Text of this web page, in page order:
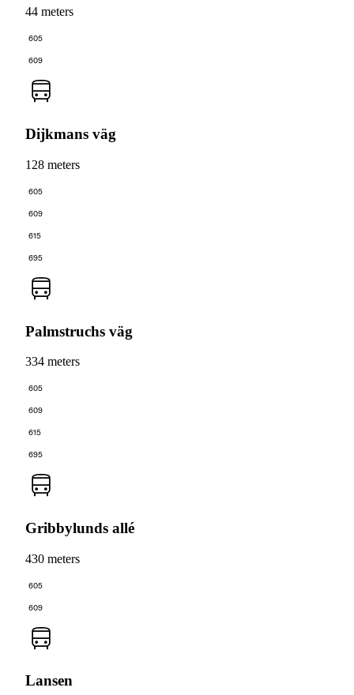
44 meters
605
609
Dijkmans väg
128 meters
605
609
615
695
Palmstruchs väg
334 meters
605
609
615
695
Gribbylunds allé
430 meters
605
609
Lansen